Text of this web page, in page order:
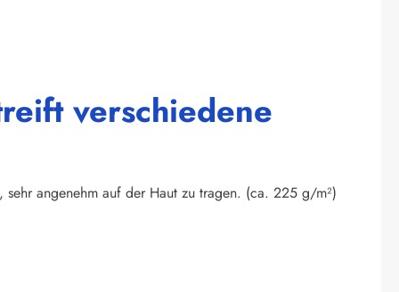
verschiedene
sehr angenehm auf der Haut zu tragen. (ca. 225 g/m²)